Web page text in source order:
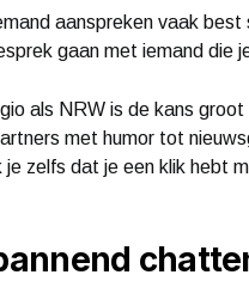
aanspreken vaak
gaan met iemand die
als NRW is de kans
met humor tot
zelfs dat je een klik hebt